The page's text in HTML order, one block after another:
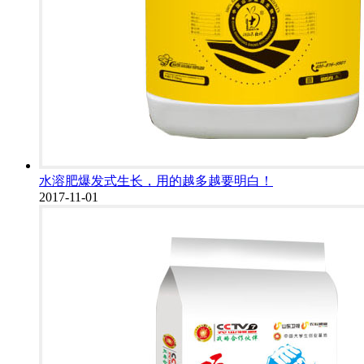
水溶肥爆发式生长，用的越多越要明白！
2017-11-01